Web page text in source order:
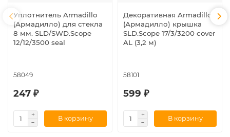
Уплотнитель Armadillo
(Армадилло) для стекла
8 мм. SLD/SWD.Scope
12/12/3500 seal
58049
247 ₽
В корзину
Декоративная Armadillo
(Армадилло) крышка
SLD.Scope 17/3/3200 cover
AL (3,2 м)
58101
599 ₽
В корзину